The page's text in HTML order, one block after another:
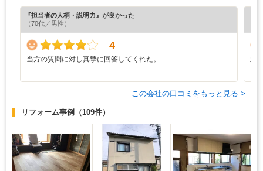
『担当者の人柄・説明力』が良かった
（70代／男性）
4
当方の質問に対し真摯に回答してくれた。 対
この会社の口コミをもっと見る >
リフォーム事例 （109件）